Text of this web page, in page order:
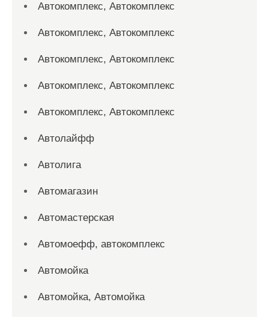
Автокомплекс, Автокомплекс
Автокомплекс, Автокомплекс
Автокомплекс, Автокомплекс
Автокомплекс, Автокомплекс
Автокомплекс, Автокомплекс
Автолайфф
Автолига
Автомагазин
Автомастерская
Автомоефф, автокомплекс
Автомойка
Автомойка, Автомойка